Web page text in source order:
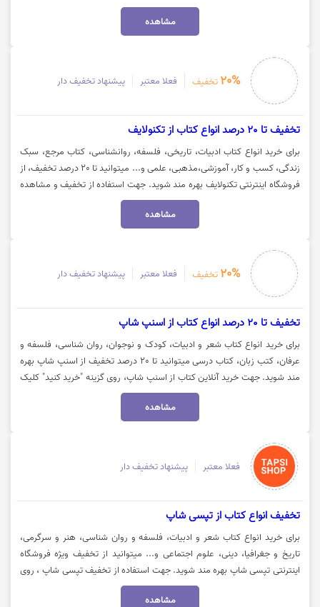
مشاهده
20% تخفیف فعلا معتبر پیشنهاد تخفیف دار
تخفیف تا 20 درصد انواع کتاب از تکنولایف
برای خرید انواع کتاب ادبیات، تاریخی، فلسفه، روانشناسی، کتاب مرجع، سبک
زندگی، کسب و کار، آموزشی،مذهبی، علمی و... میتوانید تا 20 درصد تخفیف، از
فروشگاه اینترنتی تکنولایف بهره مند شوید. جهت استفاده از تخفیف و مشاهده
کالا روی گزینه "خرید کنید" کلیک نمایید.
مشاهده
20% تخفیف فعلا معتبر پیشنهاد تخفیف دار
تخفیف تا 20 درصد انواع کتاب از اسنپ شاپ
برای خرید انواع کتاب شعر و ادبیات، کودک و نوجوان، روان شناسی، فلسفه و
عرفان، کتب زبان، کتاب درسی میتوانید تا 20 درصد تخفیف از اسنپ شاپ بهره
مند شوید. جهت خرید آنلاین کتاب از اسنپ شاپ، روی گزینه "خرید کنید" کلیک
مشاهده
فعلا معتبر پیشنهاد تخفیف دار
تخفیف انواع کتاب از تپسی شاپ
برای خرید انواع کتاب شعر و ادبیات، فلسفه و روان شناسی، هنر و سرگرمی،
تاریخ و جغرافیا، دینی، علوم اجتماعی و... میتوانید از تخفیف ویژه فروشگاه
اینترنتی تپسی شاپ بهره مند شوید. جهت استفاده از تخفیف تپسی شاپ ، روی
گزینه "خرید کنید" کلیک نمایید.
مشاهده